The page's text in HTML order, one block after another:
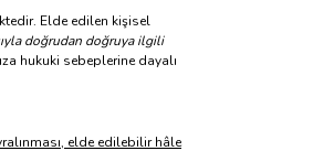
Elde edilen kişisel
doğrudan doğruya ilgili
hukuki sebeplerine dayalı
elde edilebilir hâle